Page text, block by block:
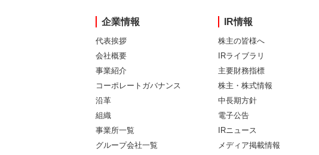
企業情報
代表挨拶
会社概要
事業紹介
コーポレートガバナンス
沿革
組織
事業所一覧
グループ会社一覧
IR情報
株主の皆様へ
IRライブラリ
主要財務指標
株主・株式情報
中長期方針
電子公告
IRニュース
メディア掲載情報